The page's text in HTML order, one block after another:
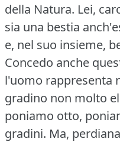
della Natura. Lei,
sia una bestia
e, nel suo insieme,
Concedo anche
l'uomo rappresenta
gradino non molto
poniamo otto,
gradini. Ma,